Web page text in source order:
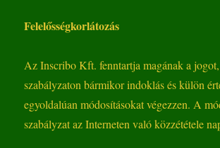
Felelősségkorlátozás
Az Inscribo Kft. fenntartja magának a
szabályzaton bármikor indoklás és külön
egyoldalúan módosításokat végezzen. A
szabályzat az Interneten való közzététele